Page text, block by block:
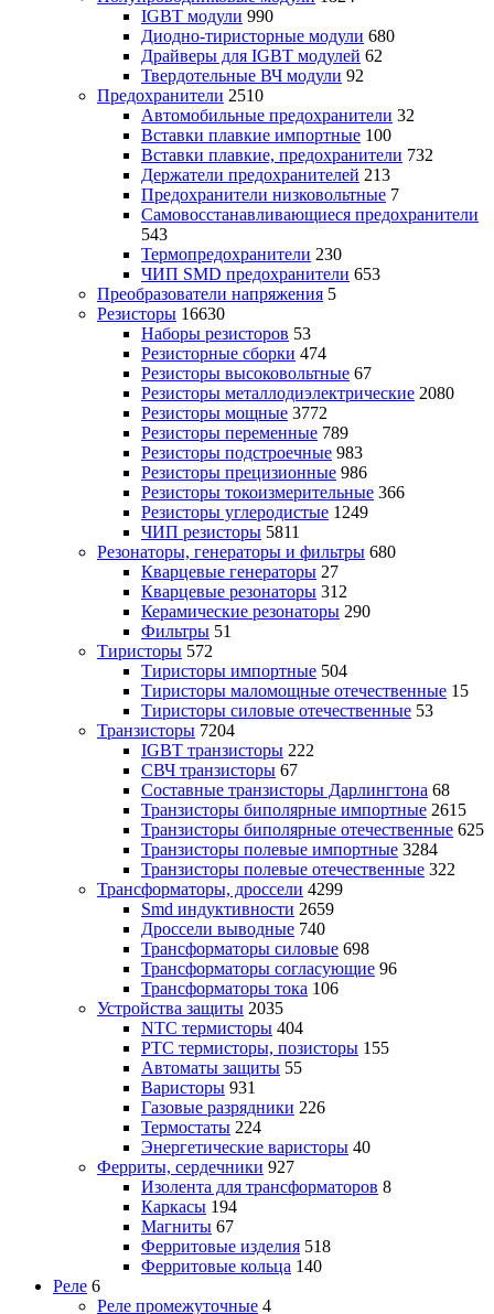
IGBT модули 990
Диодно-тиристорные модули 680
Драйверы для IGBT модулей 62
Твердотельные ВЧ модули 92
Предохранители 2510
Автомобильные предохранители 32
Вставки плавкие импортные 100
Вставки плавкие, предохранители 732
Держатели предохранителей 213
Предохранители низковольтные 7
Самовосстанавливающиеся предохранители
543
Термопредохранители 230
ЧИП SMD предохранители 653
Преобразователи напряжения 5
Резисторы 16630
Наборы резисторов 53
Резисторные сборки 474
Резисторы высоковольтные 67
Резисторы металлодиэлектрические 2080
Резисторы мощные 3772
Резисторы переменные 789
Резисторы подстроечные 983
Резисторы прецизионные 986
Резисторы токоизмерительные 366
Резисторы углеродистые 1249
ЧИП резисторы 5811
Резонаторы, генераторы и фильтры 680
Кварцевые генераторы 27
Кварцевые резонаторы 312
Керамические резонаторы 290
Фильтры 51
Тиристоры 572
Тиристоры импортные 504
Тиристоры маломощные отечественные 15
Тиристоры силовые отечественные 53
Транзисторы 7204
IGBT транзисторы 222
СВЧ транзисторы 67
Составные транзисторы Дарлингтона 68
Транзисторы биполярные импортные 2615
Транзисторы биполярные отечественные 625
Транзисторы полевые импортные 3284
Транзисторы полевые отечественные 322
Трансформаторы, дроссели 4299
Smd индуктивности 2659
Дроссели выводные 740
Трансформаторы силовые 698
Трансформаторы согласующие 96
Трансформаторы тока 106
Устройства защиты 2035
NTC термисторы 404
PTC термисторы, позисторы 155
Автоматы защиты 55
Варисторы 931
Газовые разрядники 226
Термостаты 224
Энергетические варисторы 40
Ферриты, сердечники 927
Изолента для трансформаторов 8
Каркасы 194
Магниты 67
Ферритовые изделия 518
Ферритовые кольца 140
Реле 6
Реле промежуточные 4